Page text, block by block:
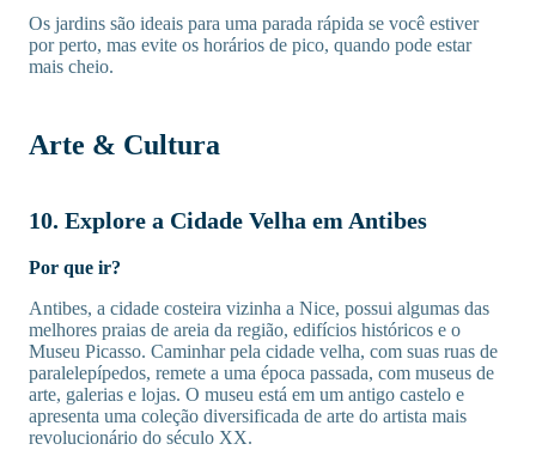
Os jardins são ideais para uma parada rápida se você estiver
por perto, mas evite os horários de pico, quando pode estar
mais cheio.
Arte & Cultura
10. Explore a Cidade Velha em Antibes
Por que ir?
Antibes, a cidade costeira vizinha a Nice, possui algumas das
melhores praias de areia da região, edifícios históricos e o
Museu Picasso. Caminhar pela cidade velha, com suas ruas de
paralelepípedos, remete a uma época passada, com museus de
arte, galerias e lojas. O museu está em um antigo castelo e
apresenta uma coleção diversificada de arte do artista mais
revolucionário do século XX.